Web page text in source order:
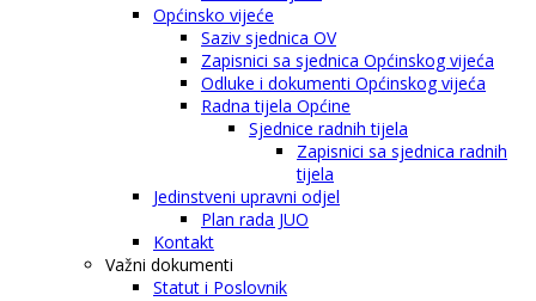
Općinsko vijeće
Saziv sjednica OV
Zapisnici sa sjednica Općinskog vijeća
Odluke i dokumenti Općinskog vijeća
Radna tijela Općine
Sjednice radnih tijela
Zapisnici sa sjednica radnih
tijela
Jedinstveni upravni odjel
Plan rada JUO
Kontakt
Važni dokumenti
Statut i Poslovnik